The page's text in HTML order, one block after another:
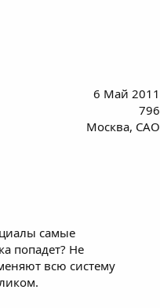
6 Май 2011
796
Москва, САО
самые
попадет? Не
всю систему